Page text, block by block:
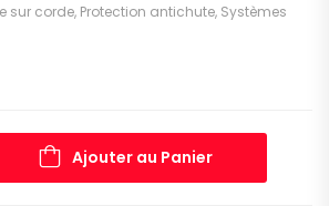
sur corde, Protection antichute, Systèmes
Ajouter au Panier